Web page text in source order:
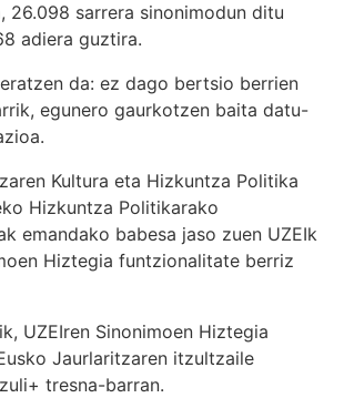
26.098 sarrera sinonimodun ditu
adiera guztira.
da: ez dago bertsio berrien
egunero gaurkotzen baita datu-
Kultura eta Hizkuntza Politika
Hizkuntza Politikarako
emandako babesa jaso zuen UZEIk
Hiztegia funtzionalitate berriz
UZEIren Sinonimoen Hiztegia
Jaurlaritzaren itzultzaile
tresna-barran.